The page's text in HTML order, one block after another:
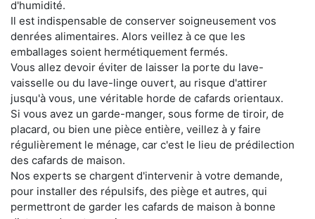
d'humidité.
Il est indispensable de conserver soigneusement vos
denrées alimentaires. Alors veillez à ce que les
emballages soient hermétiquement fermés.
Vous allez devoir éviter de laisser la porte du lave-
vaisselle ou du lave-linge ouvert, au risque d'attirer
jusqu'à vous, une véritable horde de cafards orientaux.
Si vous avez un garde-manger, sous forme de tiroir, de
placard, ou bien une pièce entière, veillez à y faire
régulièrement le ménage, car c'est le lieu de prédilection
des cafards de maison.
Nos experts se chargent d'intervenir à votre demande,
pour installer des répulsifs, des piège et autres, qui
permettront de garder les cafards de maison à bonne